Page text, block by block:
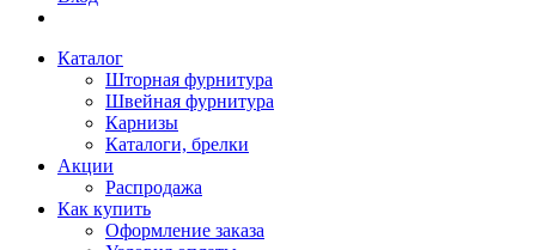
Каталог
Шторная фурнитура
Швейная фурнитура
Карнизы
Каталоги, брелки
Акции
Распродажа
Как купить
Оформление заказа